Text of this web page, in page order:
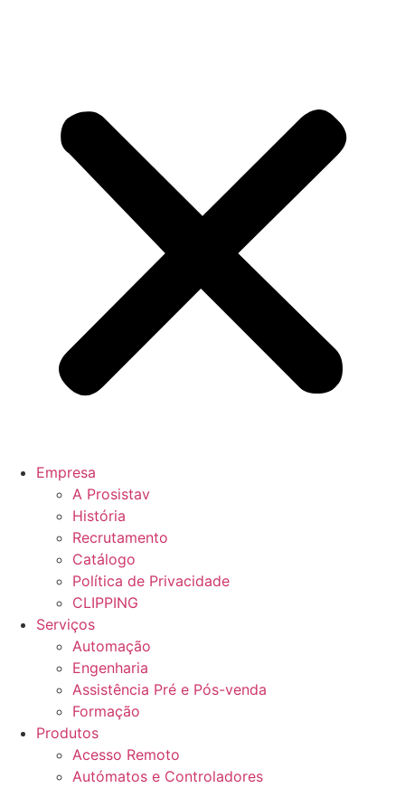
Empresa
A Prosistav
História
Recrutamento
Catálogo
Política de Privacidade
CLIPPING
Serviços
Automação
Engenharia
Assistência Pré e Pós-venda
Formação
Produtos
Acesso Remoto
Autómatos e Controladores